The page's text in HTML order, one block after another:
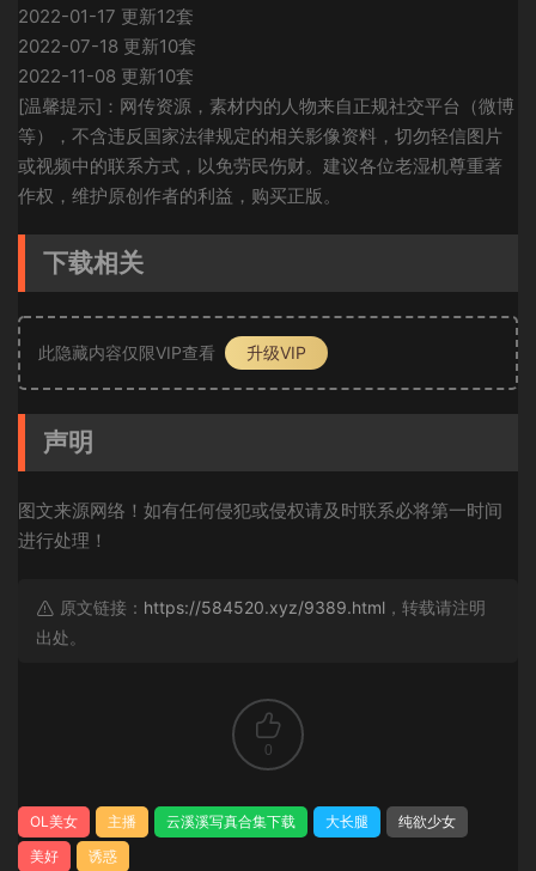
2022-01-17 更新12套
2022-07-18 更新10套
2022-11-08 更新10套
[温馨提示]：网传资源，素材内的人物来自正规社交平台（微博
等），不含违反国家法律规定的相关影像资料，切勿轻信图片
或视频中的联系方式，以免劳民伤财。建议各位老湿机尊重著
作权，维护原创作者的利益，购买正版。
下载相关
此隐藏内容仅限VIP查看 升级VIP
声明
图文来源网络！如有任何侵犯或侵权请及时联系必将第一时间
进行处理！
原文链接： https://584520.xyz/9389.html ，转载请注明
出处。
0
OL美女 主播 云溪溪写真合集下载 大长腿
纯欲少女
美好
诱惑